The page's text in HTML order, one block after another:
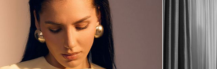
Цвет
Серебряный